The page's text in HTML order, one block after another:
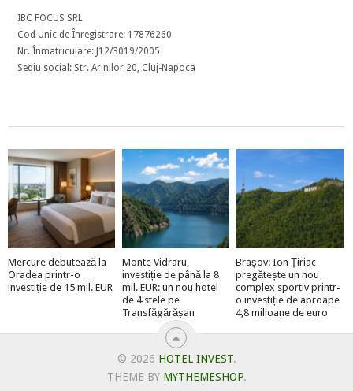
IBC FOCUS SRL
Cod Unic de Înregistrare: 17876260
Nr. Înmatriculare: J12/3019/2005
Sediu social: Str. Arinilor 20, Cluj-Napoca
Mercure debutează la
Oradea printr-o
investiție de 15 mil. EUR
Monte Vidraru,
investiție de până la 8
mil. EUR: un nou hotel
de 4 stele pe
Transfăgărășan
Brașov: Ion Țiriac
pregătește un nou
complex sportiv printr-
o investiție de aproape
4,8 milioane de euro
© 2026 HOTEL INVEST.
THEME BY MYTHEMESHOP.